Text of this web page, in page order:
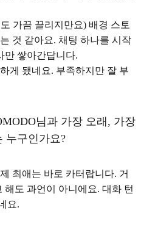
가끔 끌리지만요) 배경 스토
것 같아요. 채팅 하나를 시작
만 쌓아간답니다.
게 됐네요. 부족하지만 잘 부
님과 가장 오래, 가장
누구인가요?
최애는 바로 카터 랍니다. 거
도 과언이 아니에요. 대화 턴
요.